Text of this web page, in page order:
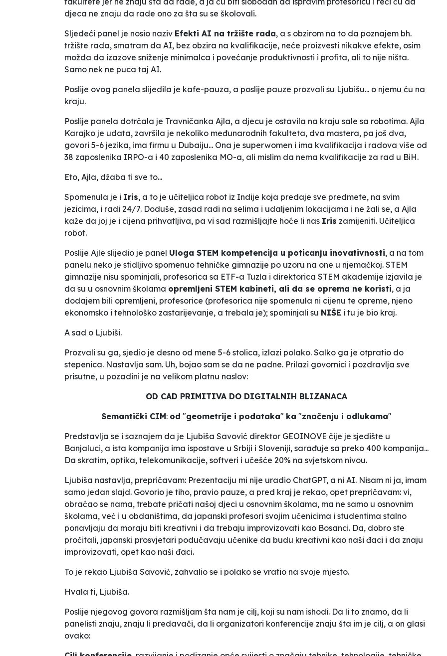
djeca ne znaju da rade ono za šta su se školovali.
Sljedeći panel je nosio naziv Efekti AI na tržište rada, a s obzirom na to da poznajem bh.
tržište rada, smatram da AI, bez obzira na kvalifikacije, neće proizvesti nikakve efekte, osim
možda da izazove sniženje minimalca i povećanje produktivnosti i profita, ali to nije ništa.
Samo nek ne puca taj AI.
Poslije ovog panela slijedila je kafe-pauza, a poslije pauze prozvali su Ljubišu... o njemu ću na
kraju.
Poslije panela dotrčala je Travničanka Ajla, a djecu je ostavila na kraju sale sa robotima. Ajla
Karajko je udata, završila je nekoliko međunarodnih fakulteta, dva mastera, pa još dva,
govori 5-6 jezika, ima firmu u Dubaiju... Ona je superwomen i ima kvalifikacija i radova više od
38 zaposlenika IRPO-a i 40 zaposlenika MO-a, ali mislim da nema kvalifikacije za rad u BiH.
Eto, Ajla, džaba ti sve to...
Spomenula je i Iris, a to je učiteljica robot iz Indije koja predaje sve predmete, na svim
jezicima, i radi 24/7. Doduše, zasad radi na selima i udaljenim lokacijama i ne žali se, a Ajla
kaže da joj je i cijena prihvatljiva, pa vi sad razmišljajte hoće li nas Iris zamijeniti. Učiteljica
robot.
Poslije Ajle slijedio je panel Uloga STEM kompetencija u poticanju inovativnosti, a na tom
panelu neko je stidljivo spomenuo tehničke gimnazije po uzoru na one u njemačkoj. STEM
gimnazije nisu spominjali, profesorica sa ETF-a Tuzla i direktorica STEM akademije izjavila je
da su u osnovnim školama opremljeni STEM kabineti, ali da se oprema ne koristi, a ja
dodajem bili opremljeni, profesorice (profesorica nije spomenula ni cijenu te opreme, njeno
ekonomsko i tehnološko zastarijevanje, a trebala je); spominjali su NIŠE i tu je bio kraj.
A sad o Ljubiši.
Prozvali su ga, sjedio je desno od mene 5-6 stolica, izlazi polako. Salko ga je otpratio do
stepenica. Nastavlja sam. Uh, bojao sam se da ne padne. Prilazi govornici i pozdravlja sve
prisutne, u pozadini je na velikom platnu naslov:
OD CAD PRIMITIVA DO DIGITALNIH BLIZANACA
Semantički CIM: od "geometrije i podataka" ka "značenju i odlukama"
Predstavlja se i saznajem da je Ljubiša Savović direktor GEOINOVE čije je sjedište u
Banjaluci, a ista kompanija ima ispostave u Srbiji i Sloveniji, sarađuje sa preko 400 kompanija...
Da skratim, optika, telekomunikacije, softveri i učešće 20% na svjetskom nivou.
Ljubiša nastavlja, prepričavam: Prezentaciju mi nije uradio ChatGPT, a ni AI. Nisam ni ja, imam
samo jedan slajd. Govorio je tiho, pravio pauze, a pred kraj je rekao, opet prepričavam: vi,
obraćao se nama, trebate pričati našoj djeci u osnovnim školama, ma ne samo u osnovnim
školama, već i u obdaništima, da japanski profesori svojim učenicima i studentima stalno
ponavljaju da moraju biti kreativni i da trebaju improvizovati kao Bosanci. Da, dobro ste
pročitali, japanski prosvjetari podučavaju učenike da budu kreativni kao naši đaci i da znaju
improvizovati, opet kao naši đaci.
To je rekao Ljubiša Savović, zahvalio se i polako se vratio na svoje mjesto.
Hvala ti, Ljubiša.
Poslije njegovog govora razmišljam šta nam je cilj, koji su nam ishodi. Da li to znamo, da li
panelisti znaju, znaju li predavači, da li organizatori konferencije znaju šta im je cilj, a on glasi
ovako: